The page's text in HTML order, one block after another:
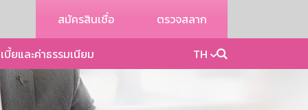
สมัครสินเชื่อ ตรวจสลาก
บี้ยและค่าธรรมเนียม TH